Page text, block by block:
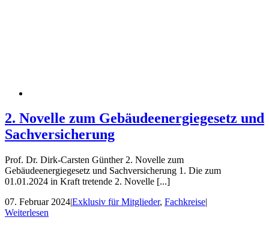
2. Novelle zum Gebäudeenergiegesetz und
Sachversicherung
Prof. Dr. Dirk-Carsten Günther 2. Novelle zum
Gebäudeenergiegesetz und Sachversicherung 1. Die zum
01.01.2024 in Kraft tretende 2. Novelle [...]
07. Februar 2024|Exklusiv für Mitglieder, Fachkreise|
Weiterlesen